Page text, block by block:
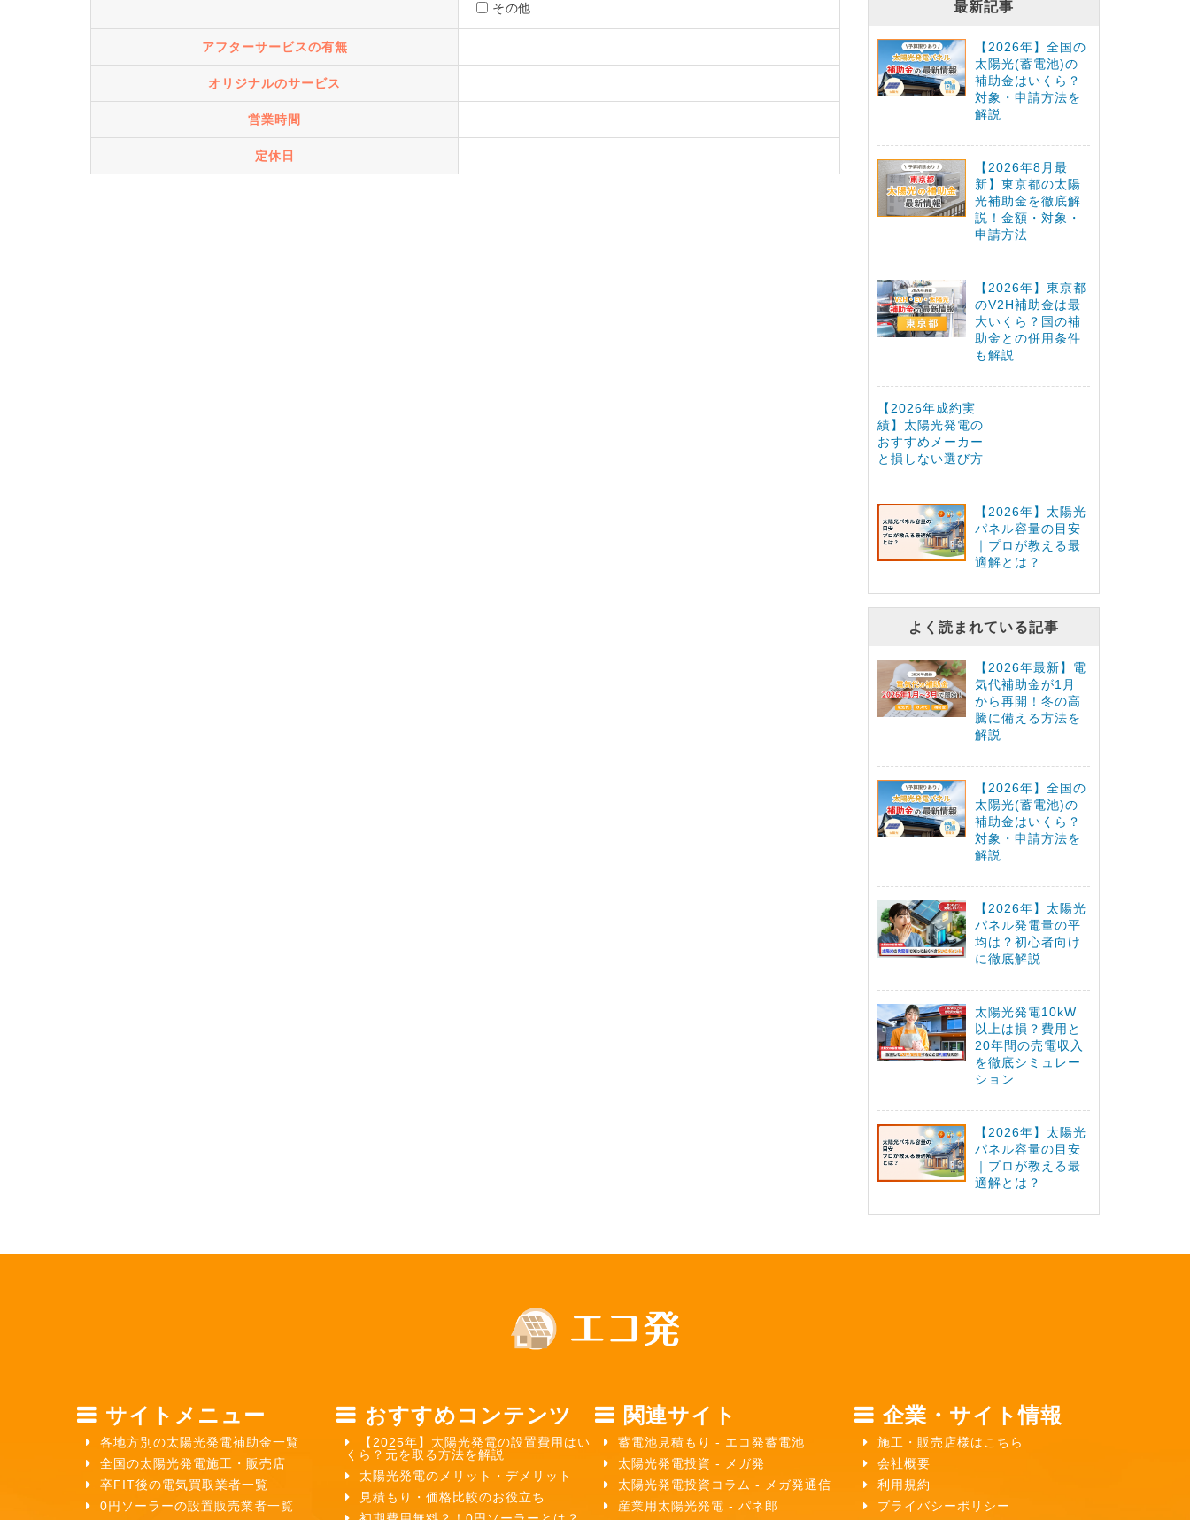
その他
アフターサービスの有無
オリジナルのサービス
営業時間
定休日
最新記事
【2026年】全国の
太陽光(蓄電池)の
補助金はいくら？
対象・申請方法を
解説
【2026年8月最
新】東京都の太陽
光補助金を徹底解
説！金額・対象・
申請方法
【2026年】東京都
のV2H補助金は最
大いくら？国の補
助金との併用条件
も解説
【2026年成約実
績】太陽光発電の
おすすめメーカー
と損しない選び方
【2026年】太陽光
パネル容量の目安
｜プロが教える最
適解とは？
よく読まれている記事
【2026年最新】電
気代補助金が1月
から再開！冬の高
騰に備える方法を
解説
【2026年】全国の
太陽光(蓄電池)の
補助金はいくら？
対象・申請方法を
解説
【2026年】太陽光
パネル発電量の平
均は？初心者向け
に徹底解説
太陽光発電10kW
以上は損？費用と
20年間の売電収入
を徹底シミュレー
ション
【2026年】太陽光
パネル容量の目安
｜プロが教える最
適解とは？
サイトメニュー
各地方別の太陽光発電補助金一覧
全国の太陽光発電施工・販売店
卒FIT後の電気買取業者一覧
0円ソーラーの設置販売業者一覧
おすすめコンテンツ
【2025年】太陽光発電の設置費用はい
くら？元を取る方法を解説
太陽光発電のメリット・デメリット
見積もり・価格比較のお役立ち
関連サイト
蓄電池見積もり - エコ発蓄電池
太陽光発電投資 - メガ発
太陽光発電投資コラム - メガ発通信
産業用太陽光発電 - パネ郎
企業・サイト情報
施工・販売店様はこちら
会社概要
利用規約
プライバシーポリシー